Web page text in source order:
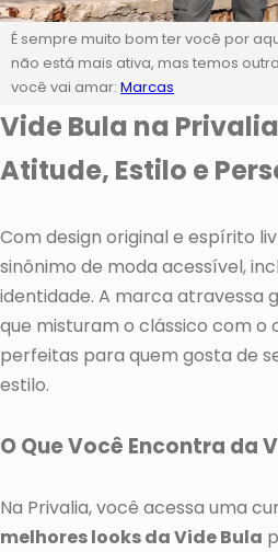
É sempre muito bom ter você por
não está mais ativa, mas temos
você vai amar: Marcas
Vide Bula na
Atitude, Estilo e
Com design original e espírito
sinônimo de moda acessível,
identidade. A marca atravessa
que misturam o clássico com
perfeitas para quem gosta de
estilo.
O Que Você Encontra da
Na Privalia, você acessa uma
melhores looks da Vide Bula